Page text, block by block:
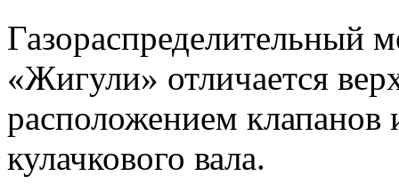
Газораспределительный
«Жигули» отличается
расположением
кулачкового вала.